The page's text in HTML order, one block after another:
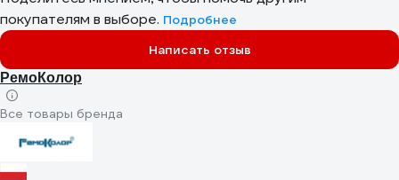
покупателям в выборе. Подробнее
Написать отзыв
РемоКолор
Все товары бренда